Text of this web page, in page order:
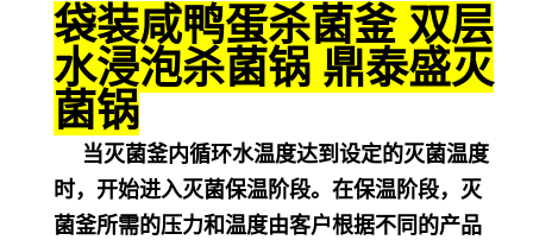
袋装咸鸭蛋杀菌釜 双层
水浸泡杀菌锅 鼎泰盛灭
菌锅
当灭菌釜内循环水温度达到设定的灭菌温度
时，开始进入灭菌保温阶段。在保温阶段，灭
菌釜所需的压力和温度由客户根据不同的产品